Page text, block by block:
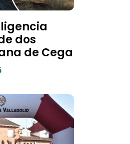
dos
de Cega